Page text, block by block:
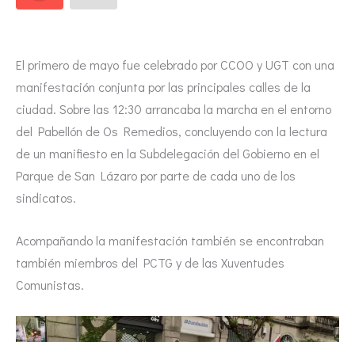
El primero de mayo fue celebrado por CCOO y UGT con una
manifestación conjunta por las principales calles de la
ciudad. Sobre las 12:30 arrancaba la marcha en el entorno
del Pabellón de Os Remedios, concluyendo con la lectura
de un manifiesto en la Subdelegación del Gobierno en el
Parque de San Lázaro por parte de cada uno de los
sindicatos.
Acompañando la manifestación también se encontraban
también miembros del PCTG y de las Xuventudes
Comunistas.